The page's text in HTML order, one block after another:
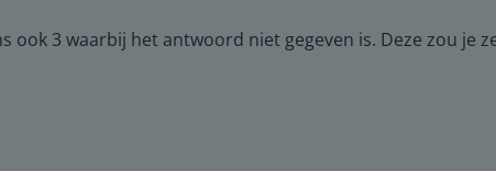
3 waarbij het antwoord niet gegeven is. Deze zou je